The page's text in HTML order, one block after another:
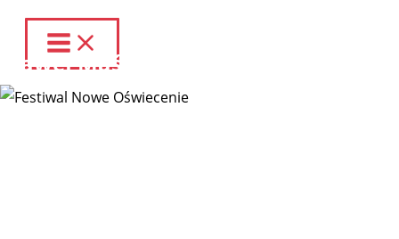
Paweł Maślona